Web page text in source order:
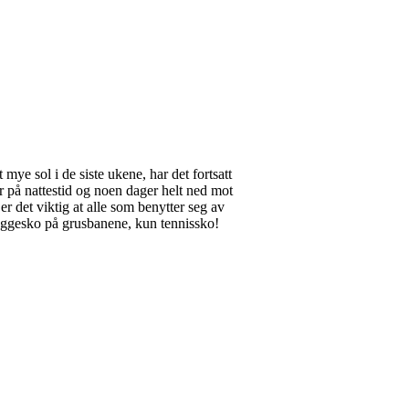
sol i de siste ukene, har det fortsatt
nattestid og noen dager helt ned mot
det viktig at alle som benytter seg av
på grusbanene, kun tennissko!